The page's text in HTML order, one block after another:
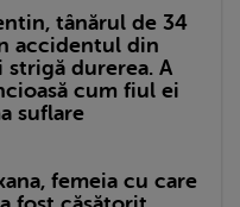
tânărul de 34
accidentul din
strigă durerea. A
cum fiul ei
suflare
femeia cu care